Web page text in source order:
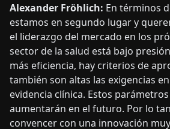
Alexander Fröhlich: En términos
estamos en segundo lugar y
el liderazgo del mercado en los
sector de la salud está bajo
más eficiencia, hay criterios de
también son altas las exigencias
evidencia clínica. Estos
aumentarán en el futuro. Por lo
convencer con una innovación